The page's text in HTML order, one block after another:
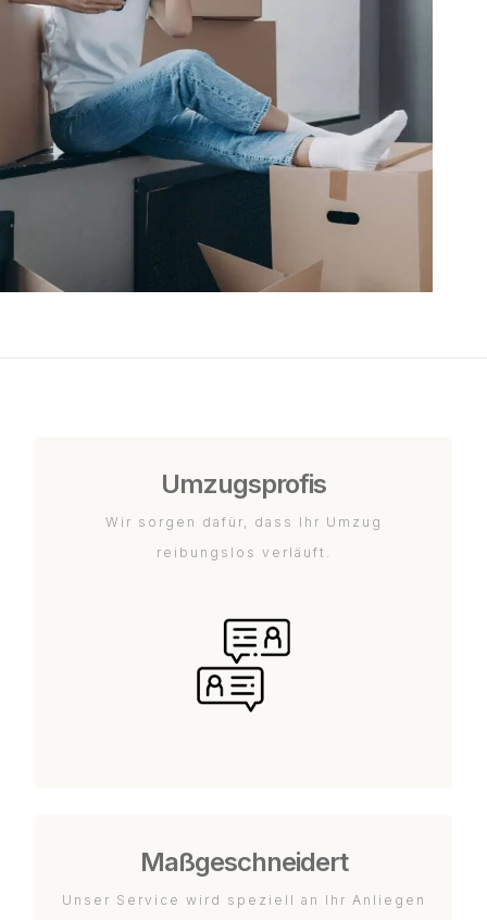
Umzugsprofis
Wir sorgen dafür, dass Ihr Umzug
reibungslos verläuft.
Maßgeschneidert
Unser Service wird speziell an Ihr Anliegen